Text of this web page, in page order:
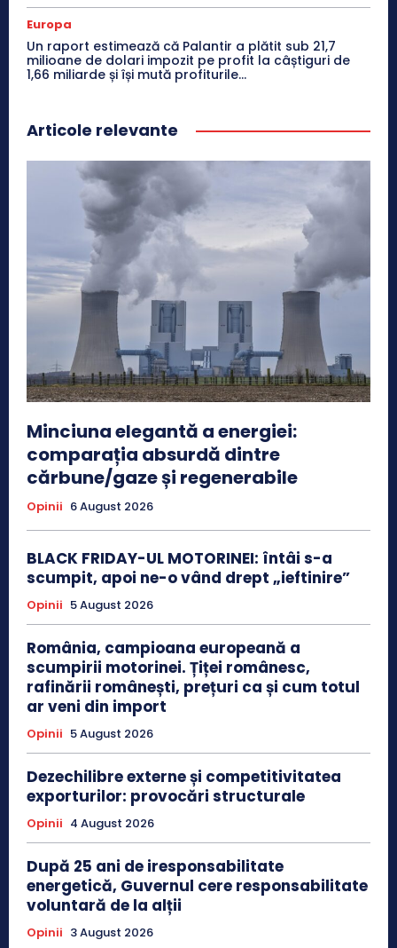
Europa
Un raport estimează că Palantir a plătit sub 21,7
milioane de dolari impozit pe profit la câștiguri de
1,66 miliarde și își mută profiturile...
Articole relevante
Minciuna elegantă a energiei:
comparația absurdă dintre
cărbune/gaze și regenerabile
Opinii 6 August 2026
BLACK FRIDAY-UL MOTORINEI: întâi s-a
scumpit, apoi ne-o vând drept „ieftinire”
Opinii 5 August 2026
România, campioana europeană a
scumpirii motorinei. Țiței românesc,
rafinării românești, prețuri ca și cum totul
ar veni din import
Opinii 5 August 2026
Dezechilibre externe și competitivitatea
exporturilor: provocări structurale
Opinii 4 August 2026
După 25 ani de iresponsabilitate
energetică, Guvernul cere responsabilitate
voluntară de la alții
Opinii 3 August 2026